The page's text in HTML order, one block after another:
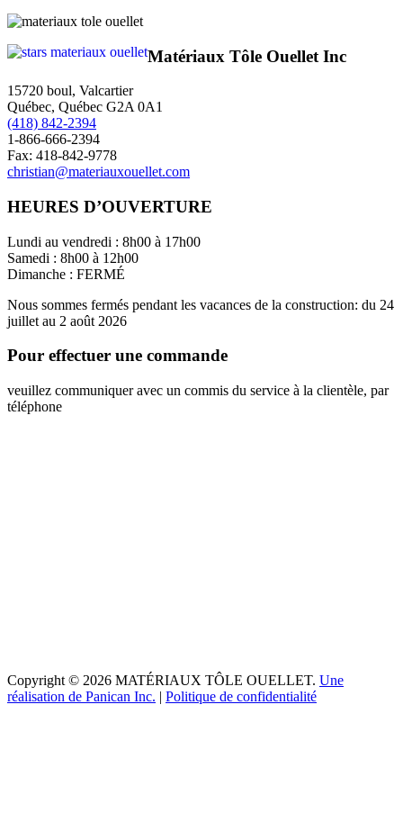
Matériaux Tôle Ouellet Inc
15720 boul, Valcartier
Québec, Québec G2A 0A1
(418) 842-2394
1-866-666-2394
Fax: 418-842-9778
christian@materiauxouellet.com
HEURES D’OUVERTURE
Lundi au vendredi : 8h00 à 17h00
Samedi : 8h00 à 12h00
Dimanche : FERMÉ
Nous sommes fermés pendant les vacances de la construction: du 24
juillet au 2 août 2026
Pour effectuer une commande
veuillez communiquer avec un commis du service à la clientèle, par
téléphone
Copyright © 2026 MATÉRIAUX TÔLE OUELLET. Une
réalisation de Panican Inc. | Politique de confidentialité